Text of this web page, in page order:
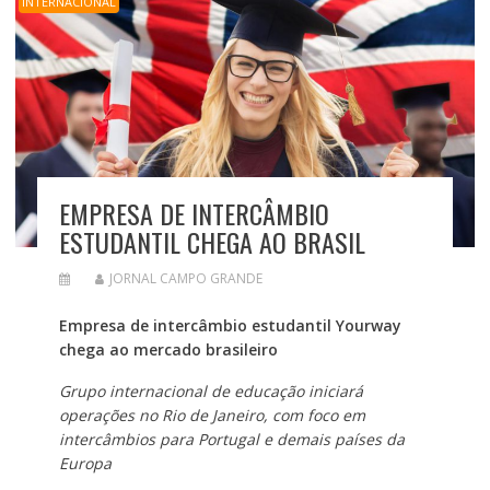
EMPRESA DE INTERCÂMBIO
ESTUDANTIL CHEGA AO BRASIL
JORNAL CAMPO GRANDE
Empresa de intercâmbio estudantil Yourway
chega ao mercado brasileiro
Grupo internacional de educação iniciará
operações no Rio de Janeiro, com foco em
intercâmbios para Portugal e demais países da
Europa